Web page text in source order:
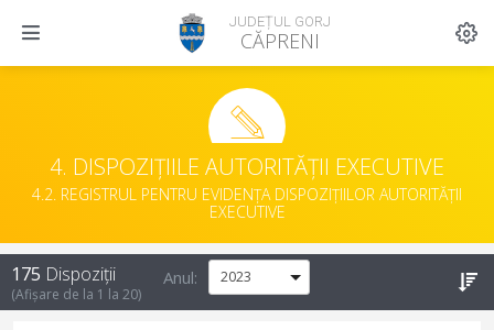
JUDEȚUL GORJ
CĂPRENI
4. DISPOZIȚIILE AUTORITĂȚII EXECUTIVE
4.2. REGISTRUL PENTRU EVIDENȚA DISPOZIȚIILOR AUTORITĂȚII
EXECUTIVE
175 Dispoziții
(Afișare de la 1 la 20)
Anul: